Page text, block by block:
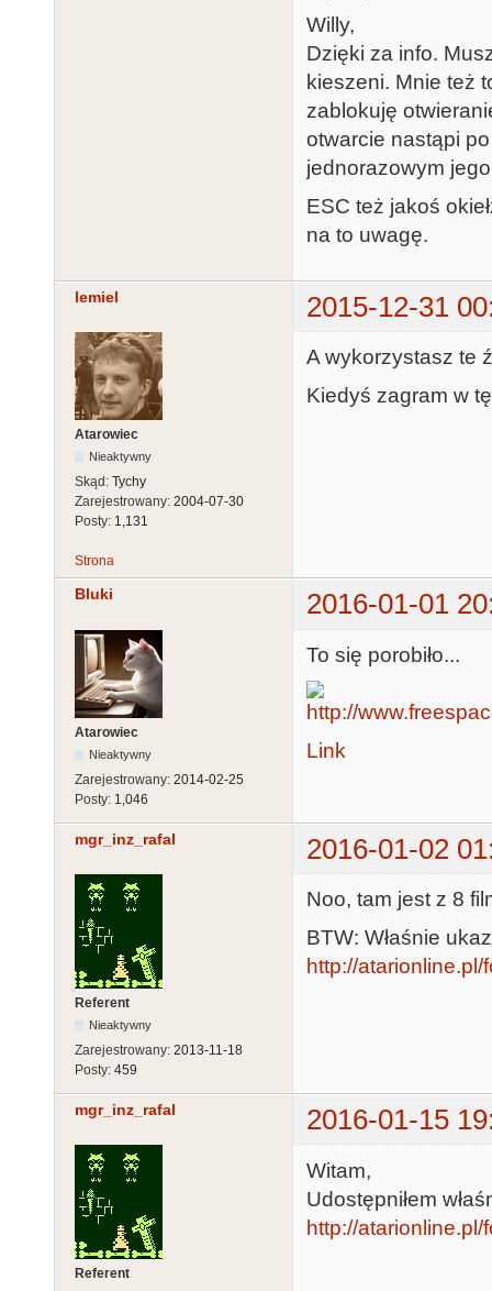
Willy,
Dzięki za info.
kieszeni. Mnie też
zablokuję
otwarcie nastąpi
jednorazowym
ESC też jakoś
na to uwagę.
lemiel 2015-12-31
Atarowiec
Nieaktywny
Skąd: Tychy
Zarejestrowany: 2004-07-30
Posty: 1,131
A wykorzystasz te
Kiedyś zagram w
Strona
Bluki 2016-01-01
Atarowiec
Nieaktywny
Zarejestrowany: 2014-02-25
Posty: 1,046
To się porobiło...
Link
mgr_inz_rafal 2016-01-02
Referent
Nieaktywny
Zarejestrowany: 2013-11-18
Posty: 459
Noo, tam jest z 8
BTW: Właśnie
http://
mgr_inz_rafal 2016-01-15
Referent
Witam,
Udostępniłem
http://